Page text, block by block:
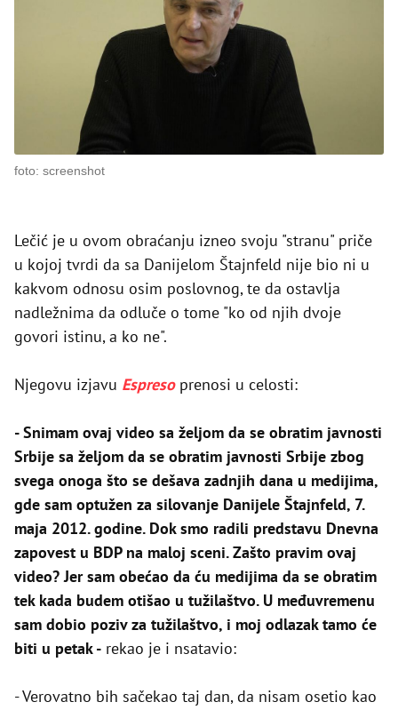
foto: screenshot
Lečić je u ovom obraćanju izneo svoju "stranu" priče
u kojoj tvrdi da sa Danijelom Štajnfeld nije bio ni u
kakvom odnosu osim poslovnog, te da ostavlja
nadležnima da odluče o tome "ko od njih dvoje
govori istinu, a ko ne".
Njegovu izjavu Espresoprenosi u celosti:
- Snimam ovaj video sa željom da se obratim javnosti
Srbije sa željom da se obratim javnosti Srbije zbog
svega onoga što se dešava zadnjih dana u medijima,
gde sam optužen za silovanje Danijele Štajnfeld, 7.
maja 2012. godine. Dok smo radili predstavu Dnevna
zapovest u BDP na maloj sceni. Zašto pravim ovaj
video? Jer sam obećao da ću medijima da se obratim
tek kada budem otišao u tužilaštvo. U međuvremenu
sam dobio poziv za tužilaštvo, i moj odlazak tamo će
biti u petak - rekao je i nsatavio:
- Verovatno bih sačekao taj dan, da nisam osetio kao